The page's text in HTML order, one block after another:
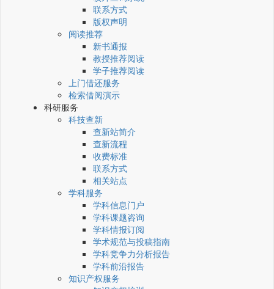
联系方式
版权声明
阅读推荐
新书通报
教授推荐阅读
学子推荐阅读
上门借还服务
检索借阅演示
科研服务
科技查新
查新站简介
查新流程
收费标准
联系方式
相关站点
学科服务
学科信息门户
学科课题咨询
学科情报订阅
学术规范与投稿指南
学科竞争力分析报告
学科前沿报告
知识产权服务